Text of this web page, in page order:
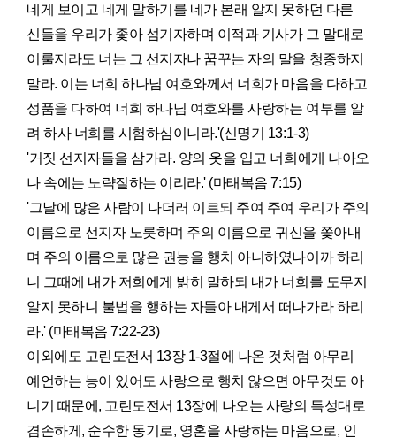
네게 보이고 네게 말하기를 네가 본래 알지 못하던 다른
신들을 우리가 좇아 섬기자하며 이적과 기사가 그 말대로
이룰지라도 너는 그 선지자나 꿈꾸는 자의 말을 청종하지
말라. 이는 너희 하나님 여호와께서 너희가 마음을 다하고
성품을 다하여 너희 하나님 여호와를 사랑하는 여부를 알
려 하사 너희를 시험하심이니라.'(신명기 13:1-3)
'거짓 선지자들을 삼가라. 양의 옷을 입고 너희에게 나아오
나 속에는 노략질하는 이리라.' (마태복음 7:15)
'그날에 많은 사람이 나더러 이르되 주여 주여 우리가 주의
이름으로 선지자 노릇하며 주의 이름으로 귀신을 쫓아내
며 주의 이름으로 많은 권능을 행치 아니하였나이까 하리
니 그때에 내가 저희에게 밝히 말하되 내가 너희를 도무지
알지 못하니 불법을 행하는 자들아 내게서 떠나가라 하리
라.' (마태복음 7:22-23)
이외에도 고린도전서 13장 1-3절에 나온 것처럼 아무리
예언하는 능이 있어도 사랑으로 행치 않으면 아무것도 아
니기 때문에, 고린도전서 13장에 나오는 사랑의 특성대로
겸손하게, 순수한 동기로, 영혼을 사랑하는 마음으로, 인